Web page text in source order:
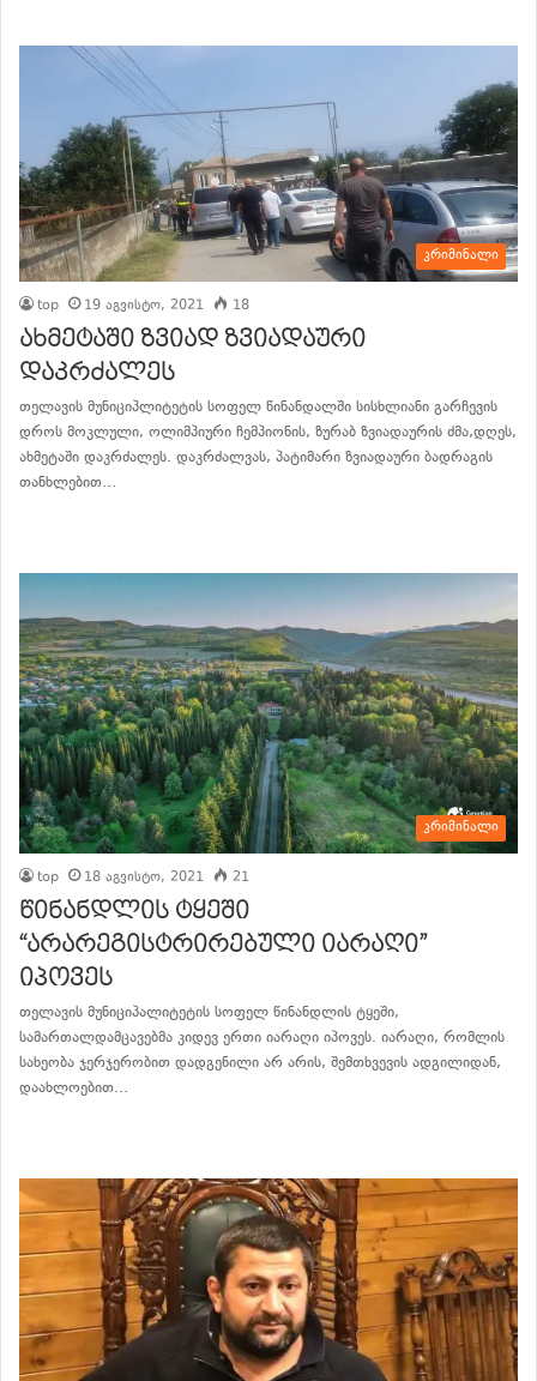
კრიმინალი
top 19 აგვისტო, 2021 18
ახმეტაში ზვიად ზვიადაური
დაკრძალეს
თელავის მუნიციპლიტეტის სოფელ წინანდალში სისხლიანი გარჩევის
დროს მოკლული, ოლიმპიური ჩემპიონის, ზურაბ ზვიადაურის ძმა,დღეს,
ახმეტაში დაკრძალეს. დაკრძალვას, პატიმარი ზვიადაური ბადრაგის
თანხლებით…
კრიმინალი
top 18 აგვისტო, 2021 21
წინანდლის ტყეში
“არარეგისტრირებული იარაღი”
იპოვეს
თელავის მუნიციპალიტეტის სოფელ წინანდლის ტყეში,
სამართალდამცავებმა კიდევ ერთი იარაღი იპოვეს. იარაღი, რომლის
სახეობა ჯერჯერობით დადგენილი არ არის, შემთხვევის ადგილიდან,
დაახლოებით…